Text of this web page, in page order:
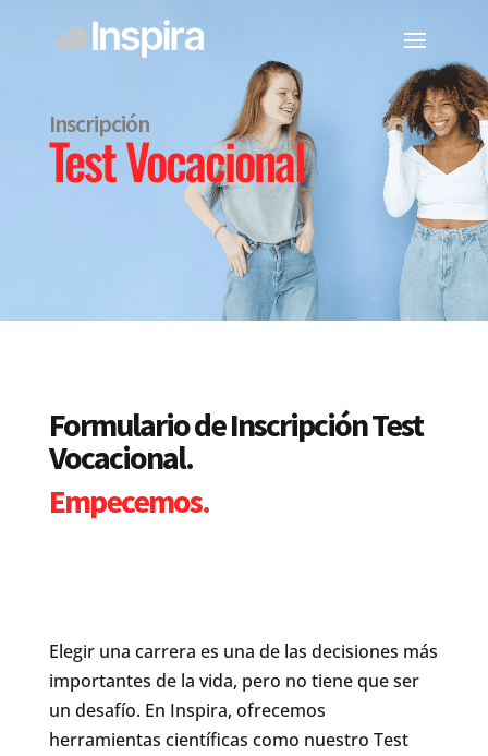
Inscripción
Test Vocacional
Formulario de Inscripción Test
Vocacional.
Empecemos.
Elegir una carrera es una de las decisiones más
importantes de la vida, pero no tiene que ser
un desafío. En Inspira, ofrecemos
herramientas científicas como nuestro Test